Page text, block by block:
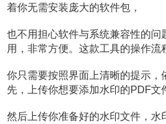
着你无需安装庞大的软件包，
也不用担心软件与系统兼容性的问
用，非常方便。这款工具的操作流
你只需要按照界面上清晰的提示
先，上传你想要添加水印的PDF文
然后上传你准备好的水印文件，水